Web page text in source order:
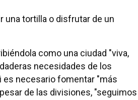
una tortilla o disfrutar de un
como una ciudad "viva,
necesidades de los
es necesario fomentar "más
de las divisiones, "seguimos